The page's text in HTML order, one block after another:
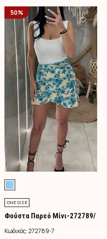
50%
ONE SIZE
Φούστα Παρεό Μίνι-272789/
Τιρκουάζ
Κωδικός:272789-7